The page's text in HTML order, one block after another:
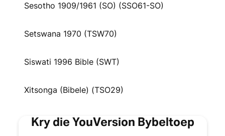
Sesotho 1909/1961 (SO) (SSO61-SO)
Setswana 1970 (TSW70)
Siswati 1996 Bible (SWT)
Xitsonga (Bibele) (TSO29)
Kry die YouVersion Bybeltoep